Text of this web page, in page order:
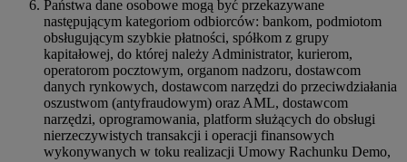
Państwa dane osobowe mogą być przekazywane
następującym kategoriom odbiorców: bankom, podmiotom
obsługującym szybkie płatności, spółkom z grupy
kapitałowej, do której należy Administrator, kurierom,
operatorom pocztowym, organom nadzoru, dostawcom
danych rynkowych, dostawcom narzędzi do przeciwdziałania
oszustwom (antyfraudowym) oraz AML, dostawcom
narzędzi, oprogramowania, platform służących do obsługi
nierzeczywistych transakcji i operacji finansowych
wykonywanych w toku realizacji Umowy Rachunku Demo,